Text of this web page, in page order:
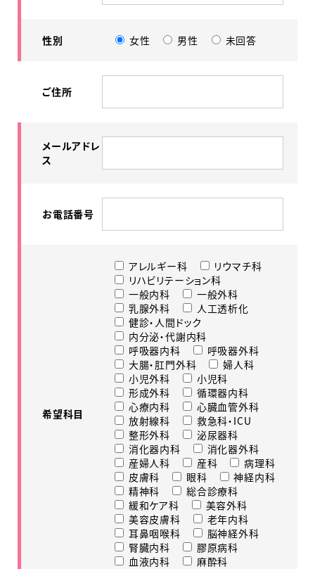
性別 女性 男性 未回答
ご住所
メールアドレ
ス
お電話番号
希望科目
アレルギー科
リウマチ科
リハビリテーション科
一般内科
一般外科
乳腺外科
人工透析化
健診・人間ドック
内分泌・代謝内科
呼吸器内科
呼吸器外科
大腸・肛門外科
婦人科
小児外科
小児科
形成外科
循環器内科
心療内科
心臓血管外科
放射線科
救急科・ICU
整形外科
泌尿器科
消化器内科
消化器外科
産婦人科
産科
病理科
皮膚科
眼科
神経内科
精神科
総合診療科
緩和ケア科
美容外科
美容皮膚科
老年内科
耳鼻咽喉科
脳神経外科
腎臓内科
膠原病科
血液内科
麻酔科